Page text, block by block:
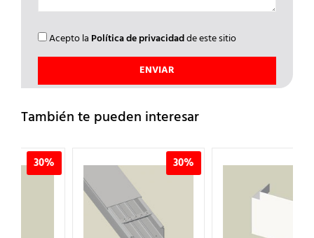
Acepto la Política de privacidadde este sitio
También te pueden interesar
30% 30%